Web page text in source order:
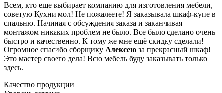
Всем, кто еще выбирает компанию для изготовления мебели,
советую Кухни мол! Не пожалеете! Я заказывала шкаф-купе в
спальню. Начиная с обсуждения заказа и заканчивая
монтажом никаких проблем не было. Все было сделано очень
быстро и качественно. К тому же мне ещё скидку сделали!
Огромное спасибо сборщику Алексею за прекрасный шкаф!
Это мастер своего дела! Всю мебель буду заказывать только
здесь.
Качество продукции